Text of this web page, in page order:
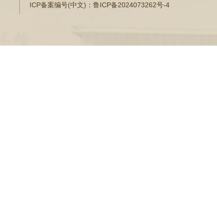
ICP备案编号(中文)： 鲁ICP备2024073262号-4